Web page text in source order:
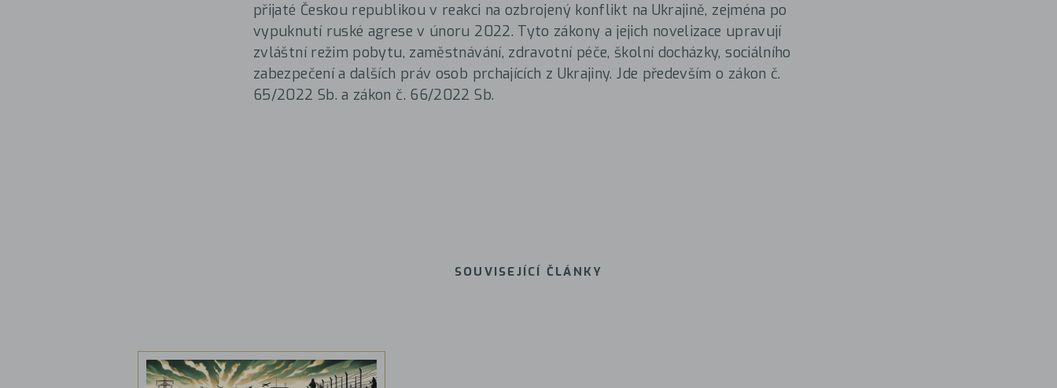
přijaté Českou republikou v reakci na ozbrojený konflikt na Ukrajině, zejména po
vypuknutí ruské agrese v únoru 2022. Tyto zákony a jejich novelizace upravují
zvláštní režim pobytu, zaměstnávání, zdravotní péče, školní docházky, sociálního
zabezpečení a dalších práv osob prchajících z Ukrajiny. Jde především o zákon č.
65/2022 Sb. a zákon č. 66/2022 Sb.
SOUVISEJÍCÍ ČLÁNKY